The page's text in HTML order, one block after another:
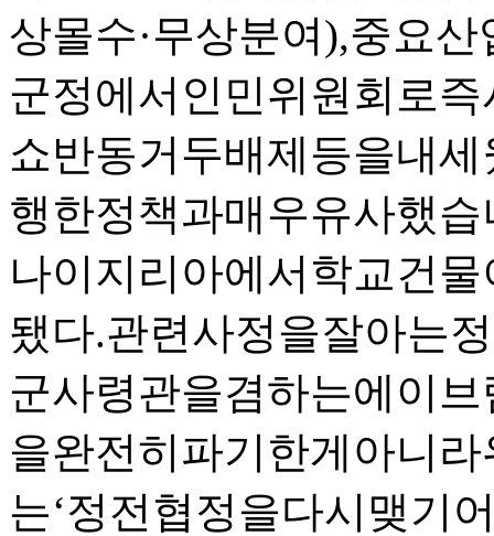
상몰수·무상분여),중요
군정에서인민위원회로
쇼반동거두배제등을내
행한정책과매우유사했
나이지리아에서학교건
됐다.관련사정을잘아는
군사령관을겸하는에이
을완전히파기한게아니
는‘정전협정을다시맺기